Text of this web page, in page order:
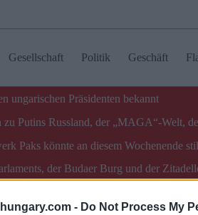
- Do Not Process My
Gesellschaft Politik Geschäft
ungarischen Präsidenten bekannt
Putins Russland, der „MAGA“-Welt,
Paks könnte an diesem Wochenende
der Budaer Burg und der